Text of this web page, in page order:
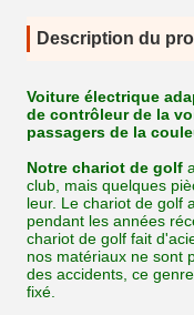
Description du
Voiture électrique
de contrôleur de la
passagers de la
Notre chariot de golf
club, mais quelques
leur. Le chariot de golf
pendant les années
chariot de golf fait
nos matériaux ne sont
des accidents, ce
fixé.